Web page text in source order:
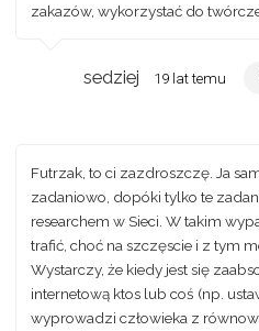
zakazów, wykorzystać do
sedziej 19 lat temu
Futrzak, to ci zazdroszczę. Ja
zadaniowo, dopóki tylko te
researchem w Sieci. W takim
trafić, choć na szczęscie i z tym
Wystarczy, że kiedy jest się
internetową ktos lub coś (np.
wyprowadzi człowieka z